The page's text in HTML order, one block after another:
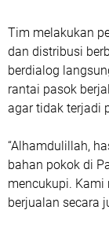
Tim melakukan
dan distribusi
berdialog
rantai pasok
agar tidak terjadi
“Alhamdulillah,
bahan pokok di
mencukupi. Kami
berjualan secara